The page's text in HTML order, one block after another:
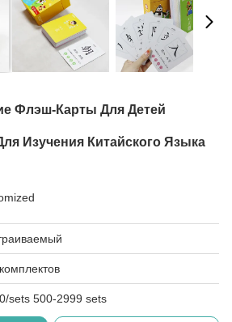
Флэш-Карты Для Детей
Изучения Китайского Языка
sets 500-2999 sets